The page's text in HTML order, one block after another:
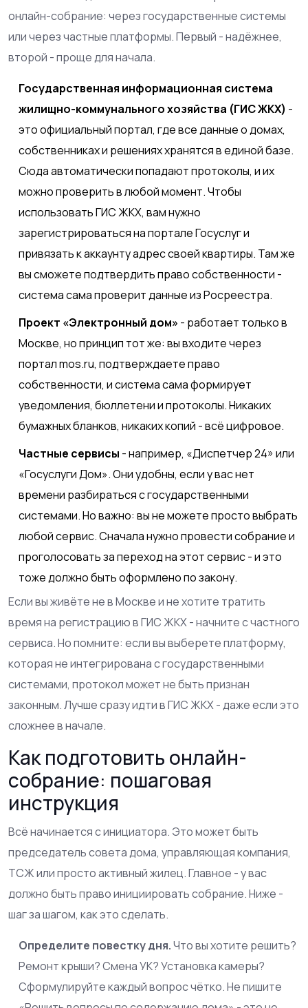
онлайн-собрание: через государственные системы
или через частные платформы. Первый - надёжнее,
второй - проще для начала.
Государственная информационная система
жилищно-коммунального хозяйства (ГИС ЖКХ) -
это официальный портал, где все данные о домах,
собственниках и решениях хранятся в единой базе.
Сюда автоматически попадают протоколы, и их
можно проверить в любой момент. Чтобы
использовать ГИС ЖКХ, вам нужно
зарегистрироваться на портале Госуслуг и
привязать к аккаунту адрес своей квартиры. Там же
вы сможете подтвердить право собственности -
система сама проверит данные из Росреестра.
Проект «Электронный дом» - работает только в
Москве, но принцип тот же: вы входите через
портал mos.ru, подтверждаете право
собственности, и система сама формирует
уведомления, бюллетени и протоколы. Никаких
бумажных бланков, никаких копий - всё цифровое.
Частные сервисы - например, «Диспетчер 24» или
«Госуслуги Дом». Они удобны, если у вас нет
времени разбираться с государственными
системами. Но важно: вы не можете просто выбрать
любой сервис. Сначала нужно провести собрание и
проголосовать за переход на этот сервис - и это
тоже должно быть оформлено по закону.
Если вы живёте не в Москве и не хотите тратить
время на регистрацию в ГИС ЖКХ - начните с частного
сервиса. Но помните: если вы выберете платформу,
которая не интегрирована с государственными
системами, протокол может не быть признан
законным. Лучше сразу идти в ГИС ЖКХ - даже если это
сложнее в начале.
Как подготовить онлайн-
собрание: пошаговая
инструкция
Всё начинается с инициатора. Это может быть
председатель совета дома, управляющая компания,
ТСЖ или просто активный жилец. Главное - у вас
должно быть право инициировать собрание. Ниже -
шаг за шагом, как это сделать.
Определите повестку дня.Что вы хотите решить?
Ремонт крыши? Смена УК? Установка камеры?
Сформулируйте каждый вопрос чётко. Не пишите